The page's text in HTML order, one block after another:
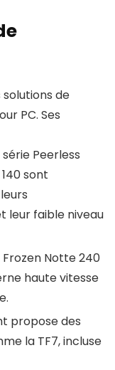
de
PC. Ses
série Peerless
sont
leur faible niveau
Frozen Notte 240
haute vitesse
propose des
la TF7, incluse